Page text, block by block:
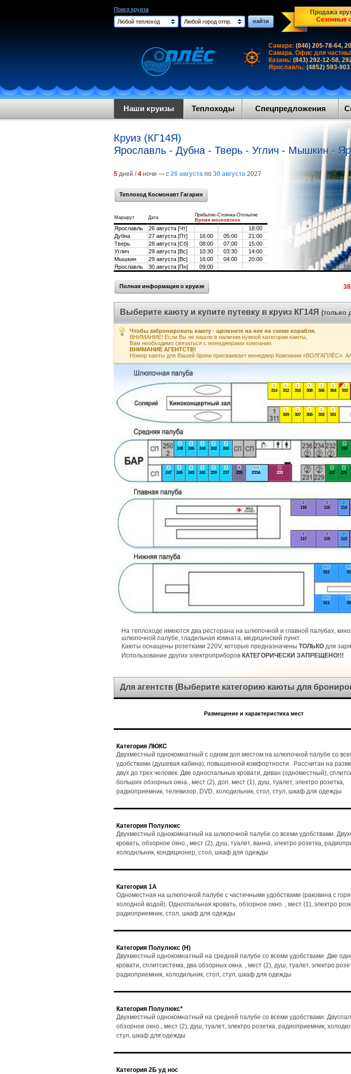
Поиск круиза
Любой теплоход
Любой город отпр. найти
Продажа
Сезонные
Самара: (846) 205-78-64,
Самара. Офис для
Казань: (843) 292-12-58,
Ярославль: (4852) 593-903
Наши круизы Теплоходы Спецпредложения
Круиз (КГ14Я)
Ярославль - Дубна - Тверь - Углич - Мышкин -
5 дней /4 ночи — с 26 августа по 30 августа 2027
Теплоход Космонавт Гагарин
Маршрут Дата
Прибытие-Стоянка-Отплытие
Время московское
Ярославль 26 августа [Чт]
18:00
Дубна
27 августа [Пт] 16:00 05:00
21:00
Тверь
28 августа [Сб] 08:00 07:00
15:00
Углич
29 августа [Вс] 10:30 03:30
14:00
Мышкин
29 августа [Вс] 16:00 04:00
20:00
Ярославль
30 августа [Пн] 09:00
Полная информация о круизе
Выберите каюту и купите путевку в круиз КГ14Я (только
Чтобы забронировать каюту - щелкните на нее на схеме корабля.
ВНИМАНИЕ! Если Вы не нашли в наличии нужной категории каюты,
Вам необходимо связаться с менеджерами компании.
ВНИМАНИЕ АГЕНТСТВ!
Номер каюты для Вашей брони присваивает менеджер Компании «ВОЛГАПЛЁС».
2+1
011
2+1
012
2
113
2
114
2
115
2
116
2
117
2
118
2
225
2
227
2
230
2
233
3+1
233А
4
235
2
237
2
239
2
240
2
241
2
242
2
243
2
244
2
245
2
246
2
247
2
248
1
301
1
302
1
303
1
304
1
305
1
306
1
307
1
308
1
309
1
310
1
312
1
314
На теплоходе имеются два ресторана на шлюпочной и главной палубах,
шлюпочной палубе, гладильная комната, медицинский пункт.
Каюты оснащены розетками 220V, которые предназначены ТОЛЬКО для
Использование других электроприборов КАТЕГОРИЧЕСКИ ЗАПРЕЩЕНО!!!
Для агентств (Выберите категорию каюты для
Размещение и характеристика мест
Категория ЛЮКС
Двухместный однокомнатный с одним доп.местом на шлюпочной палубе со
удобствами (душевая кабина), повышенной комфортности . Рассчитан на
двух до трех человек. Две односпальные кровати, диван (одноместный),
больших обзорных окна., мест (2), доп. мест (1), душ, туалет, электро розетка,
радиоприемник, телевизор, DVD, холодильник, стол, стул, шкаф для одежды
Категория Полулюкс
Двухместный однокомнатный на шлюпочной палубе со всеми удобствами.
кровать, обзорное окно., мест (2), душ, туалет, ванна, электро розетка,
холодильник, кондиционер, стол, шкаф для одежды
Категория 1А
Одноместная на шлюпочной палубе с частичными удобствами (раковина с
холодной водой). Односпальная кровать, обзорное окно. , мест (1), электро
радиоприемник, стол, шкаф для одежды
Категория Полулюкс (Н)
Двухместный однокомнатный на средней палубе со всеми удобствами. Две
кровати, сплитсистема, два обзорных окна. , мест (2), душ, туалет, электро
радиоприемник, холодильник, стол, стул, шкаф для одежды
Категория Полулюкс*
Двухместный однокомнатный на средней палубе со всеми удобствами.
обзорное окно., мест (2), душ, туалет, электро розетка, радиоприемник,
стул, шкаф для одежды
Категория 2Б уд нос